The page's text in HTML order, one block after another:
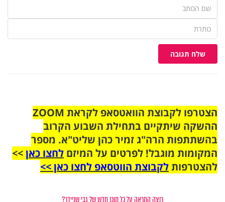
שלח תגובה
הצטרפו לקבוצת הוואטסאפ לקראת ZOOM
ההשקה שיתקיים בתחילת השבוע הקרוב
בהשתתפות הרה"ג זמיר כהן שליט"א. מספר
המקומות מוגבל! לפרטים על המיזם לחצו כאן>>
להצטרפותלקבוצת הווטסאפ לחצו כאן >>
רוצה התראה על כל תוכן חדש של גבי שניידר?